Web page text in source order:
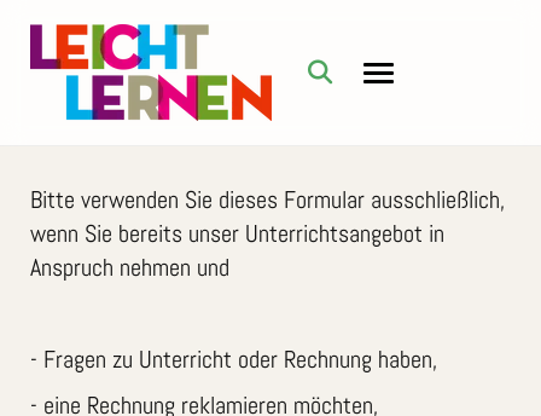
Bitte verwenden Sie dieses Formular ausschließlich,
wenn Sie bereits unser Unterrichtsangebot in
Anspruch nehmen und
- Fragen zu Unterricht oder Rechnung haben,
- eine Rechnung reklamieren möchten,